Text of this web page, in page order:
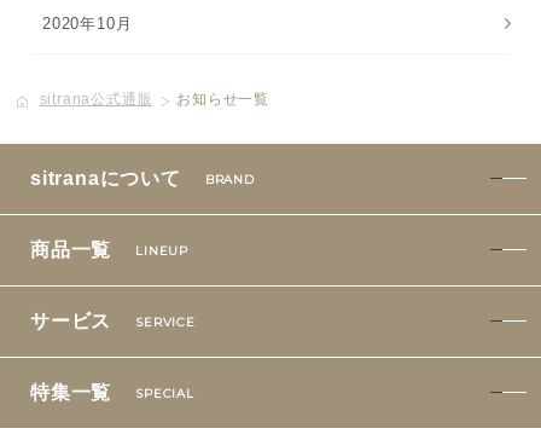
2020年10月
sitrana公式通販 お知らせ一覧
sitranaについて BRAND
商品一覧 LINEUP
サービス SERVICE
特集一覧 SPECIAL